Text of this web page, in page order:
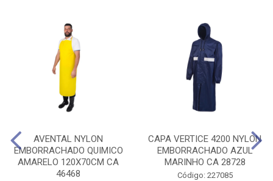
AVENTAL NYLON
EMBORRACHADO QUIMICO
AMARELO 120X70CM CA
46468
CAPA VERTICE 4200 NYLON
EMBORRACHADO AZUL
MARINHO CA 28728
Código: 227085